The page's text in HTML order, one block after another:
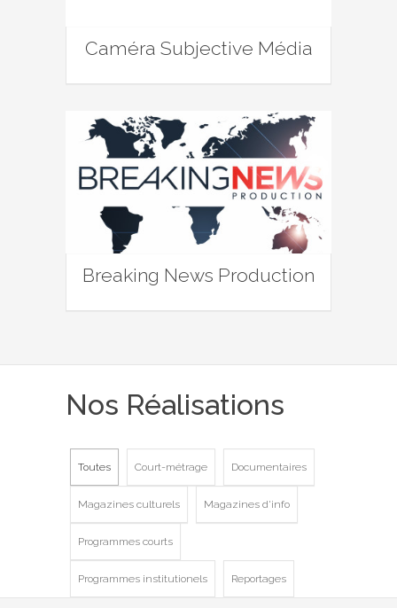
Caméra Subjective Média
Breaking News Production
Nos Réalisations
Toutes Court-métrage Documentaires
Magazines culturels Magazines d'info
Programmes courts
Programmes institutionels Reportages